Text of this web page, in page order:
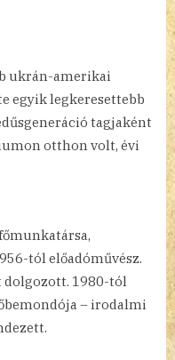
ukrán-amerikai
egyik legkeresettebb
tagjaként
otthon volt, évi
tól előadóművész.
dolgozott. 1980-tól
– irodalmi